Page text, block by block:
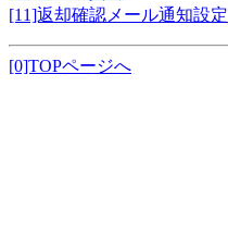
[11]返却確認メール通知設定
[0]TOPページへ